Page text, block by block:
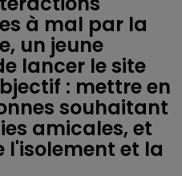
à mal par la
un jeune
lancer le site
: mettre en
souhaitant
amicales, et
l'isolement et la